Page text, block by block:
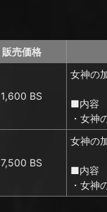
販売価格
1,600 BS
女神の
■内容
・女神
7,500 BS
女神の
■内容
・女神